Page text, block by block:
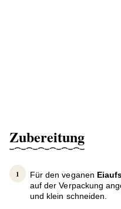
Zubereitung
Für den veganen
auf der Verpackung
und klein schneiden.